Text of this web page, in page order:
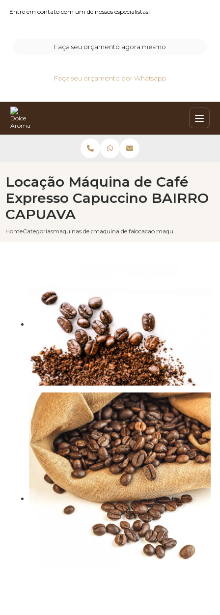
Entre em contato com um de nossos especialistas!
Faça seu orçamento agora mesmo
Faça seu orçamento por Whatsapp
HomeCategoriasmaquinas de cafe capuccinomaquina de fazer cafe e capuccino
locacao maquina de cafe
Locação Máquina de Café
Expresso Capuccino BAIRRO
CAPUAVA